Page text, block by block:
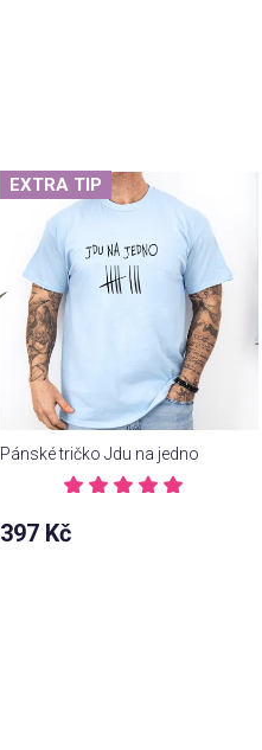
EXTRA TIP
Pánské tričko Jdu na jedno
hodnocení
produktu
397 Kč